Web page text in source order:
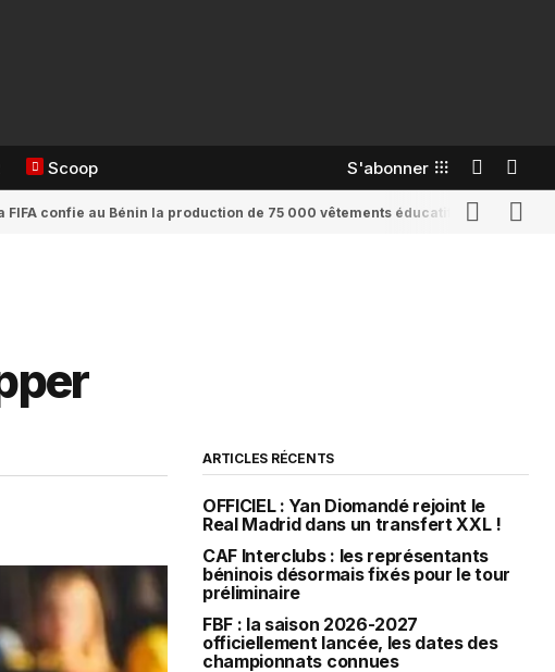
Scoop S'abonner
FIFA confie au Bénin la production de 75 000 vêtements éducatifs
ARTICLES RÉCENTS
OFFICIEL : Yan Diomandé rejoint le
Real Madrid dans un transfert XXL !
CAF Interclubs : les représentants
béninois désormais fixés pour le tour
préliminaire
FBF : la saison 2026-2027
officiellement lancée, les dates des
championnats connues